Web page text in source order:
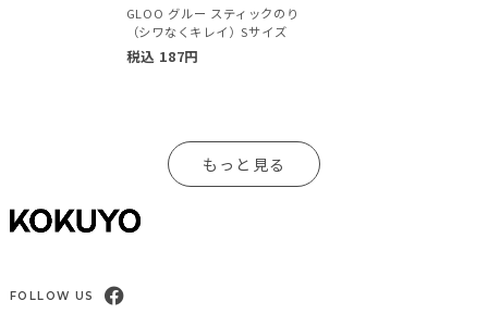
GLOO グルー スティックのり
（シワなくキレイ）Sサイズ
税込 187円
もっと見る
FOLLOW US